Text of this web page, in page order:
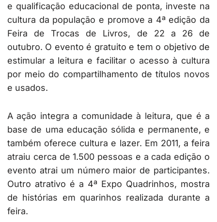
e qualificação educacional de ponta, investe na
cultura da população e promove a 4ª edição da
Feira de Trocas de Livros, de 22 a 26 de
outubro. O evento é gratuito e tem o objetivo de
estimular a leitura e facilitar o acesso à cultura
por meio do compartilhamento de títulos novos
e usados.
A ação integra a comunidade à leitura, que é a
base de uma educação sólida e permanente, e
também oferece cultura e lazer. Em 2011, a feira
atraiu cerca de 1.500 pessoas e a cada edição o
evento atrai um número maior de participantes.
Outro atrativo é a 4ª Expo Quadrinhos, mostra
de histórias em quarinhos realizada durante a
feira.